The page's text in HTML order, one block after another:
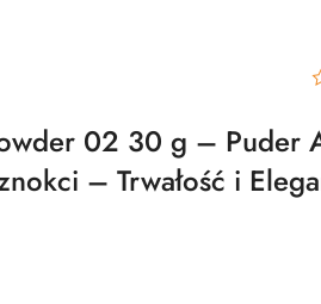
02 30 g – Puder
– Trwałość i